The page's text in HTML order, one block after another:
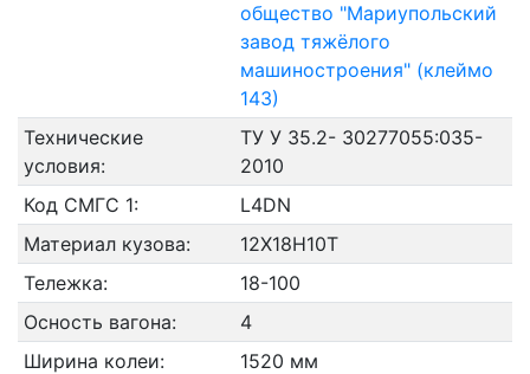
общество "Мариупольский
завод тяжёлого
машиностроения" (клеймо
143)
Технические
условия:
ТУ У 35.2- 30277055:035-
2010
Код СМГС 1:
L4DN
Материал кузова:
12Х18Н10Т
Тележка:
18-100
Осность вагона:
4
Ширина колеи:
1520 мм